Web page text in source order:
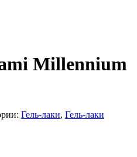
Millennium
Гель-лаки, Гель-лаки